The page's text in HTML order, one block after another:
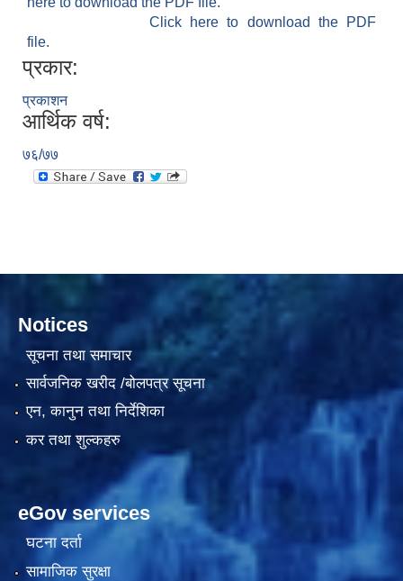
Click here to download the PDF
file.
प्रकार:
प्रकाशन
आर्थिक वर्ष:
७६/७७
Notices
सूचना तथा समाचार
सार्वजनिक खरीद /बोलपत्र सूचना
एन, कानुन तथा निर्देशिका
कर तथा शुल्कहरु
eGov services
घटना दर्ता
सामाजिक सुरक्षा